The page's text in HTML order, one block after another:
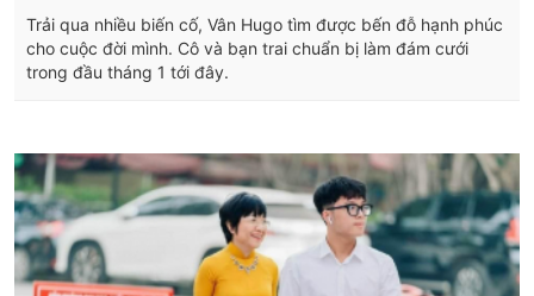
Trải qua nhiều biến cố, Vân Hugo tìm được bến đỗ hạnh phúc
cho cuộc đời mình. Cô và bạn trai chuẩn bị làm đám cưới
trong đầu tháng 1 tới đây.